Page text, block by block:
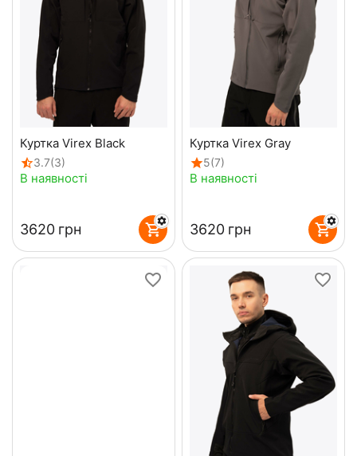
Куртка Virex Black
3.7(3)
В наявності
‍3620‍ грн
Куртка Virex Gray
5(7)
В наявності
‍3620‍ грн